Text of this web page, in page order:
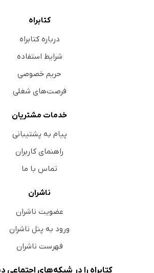
کتابراه
درباره کتابراه
شرایط استفاده
حریم خصوصی
فرصت‌های شغلی
خدمات مشتریان
پیام به پشتیبانی
راهنمای کاربران
تماس با ما
ناشران
عضویت ناشران
ورود به پنل ناشران
فهرست ناشران
کتابراه را در شبکه‌های اجتماعی